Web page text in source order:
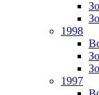
1998
1997